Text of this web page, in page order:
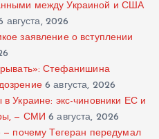
между Украиной и США
августа, 2026
заявление о вступлении
Стефанишина
6 августа, 2026
Украине: экс-чиновники ЕС и
— СМИ 6 августа, 2026
— почему Тегеран передумал